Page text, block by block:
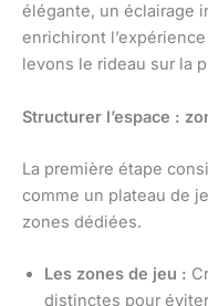
élégante, un éclairage
enrichiront
levons le rideau sur la
Structurer l’espace :
La première étape
comme un plateau de
zones dédiées.
Les zones de jeu :
distinctes pour